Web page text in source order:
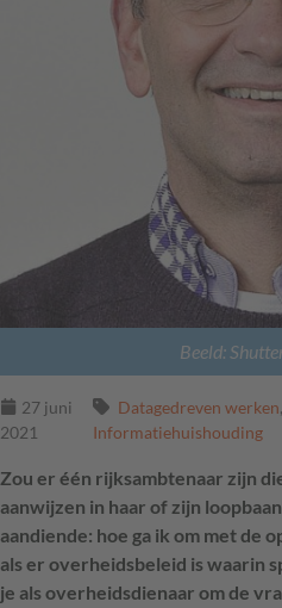
Beeld:
27 juni
2021
Datagedreven werken,
Informatiehuishouding
Zou er één rijksambtenaar zijn
aanwijzen in haar of zijn
aandiende: hoe ga ik om met de
als er overheidsbeleid is waarin
je als overheidsdienaar om de